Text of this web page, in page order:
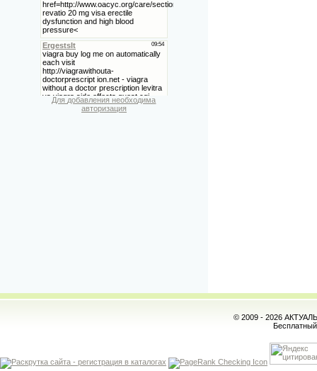
Для добавления необходима
авторизация
© 2009 - 2026